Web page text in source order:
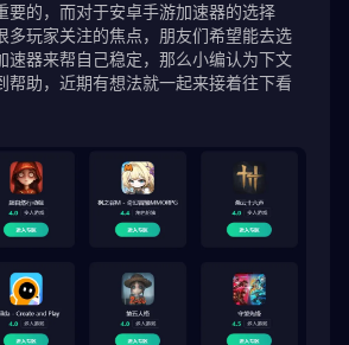
要的，而对于安卓手游加速器的选择
多玩家关注的焦点，朋友们希望能去选
速器来帮自己稳定，那么小编认为下文
帮助，近期有想法就一起来接着往下看